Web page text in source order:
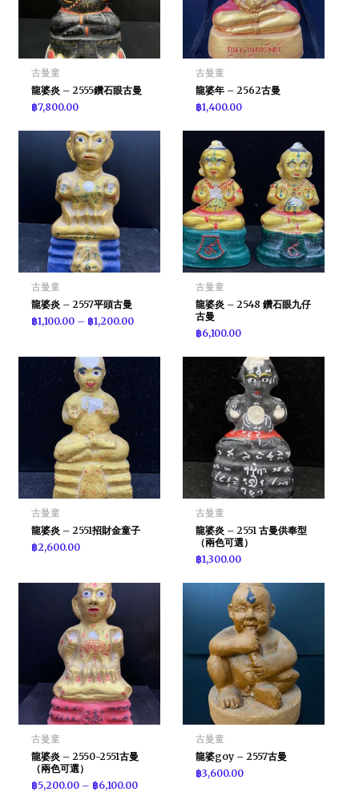
古曼童
龍婆炎 – 2555鑽石眼古曼
฿7,800.00
古曼童
龍婆年 – 2562古曼
฿1,400.00
古曼童
龍婆炎 – 2557平頭古曼
฿1,100.00 – ฿1,200.00
古曼童
龍婆炎 – 2548 鑽石眼九仔
古曼
฿6,100.00
古曼童
龍婆炎 – 2551招財金童子
฿2,600.00
古曼童
龍婆炎 – 2551 古曼供奉型
（兩色可選）
฿1,300.00
古曼童
龍婆炎 – 2550-2551古曼
（兩色可選）
฿5,200.00 – ฿6,100.00
古曼童
龍婆goy – 2557古曼
฿3,600.00